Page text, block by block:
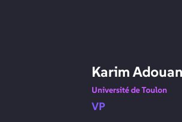
Karim
Université de Toulon
VP